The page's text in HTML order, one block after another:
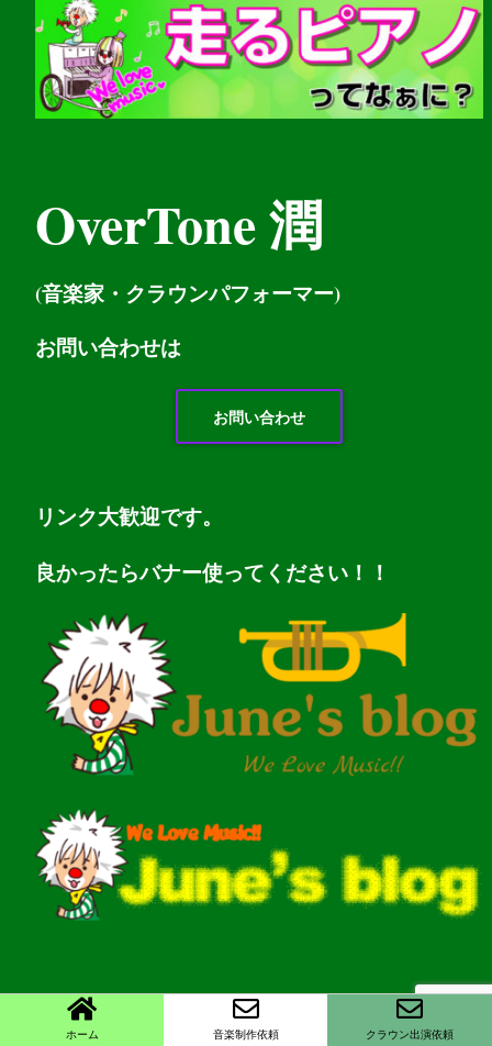
OverTone 潤
(音楽家・クラウンパフォーマー)
お問い合わせは
お問い合わせ
リンク大歓迎です。
良かったらバナー使ってください！！
ホーム 音楽制作依頼 クラウン出演依頼